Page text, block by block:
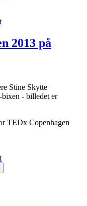
2014
#smwcph
2013 på
Stine Skytte
- billedet er
TEDx Copenhagen